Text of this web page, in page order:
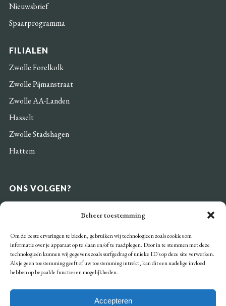
Beheer toestemming
Om de beste ervaringen te bieden, gebruiken wij technologieën zoals cookies om
informatie over je apparaat op te slaan en/of te raadplegen. Door in te stemmen met deze
technologieën kunnen wij gegevens zoals surfgedrag of unieke ID's op deze site verwerken.
Als je geen toestemming geeft of uw toestemming intrekt, kan dit een nadelige invloed
hebben op bepaalde functies en mogelijkheden.
Accepteren
Nieuwsbrief
Spaarprogramma
FILIALEN
Zwolle Forelkolk
Zwolle Pijmanstraat
Zwolle AA-Landen
Hasselt
Zwolle Stadshagen
Hattem
ONS VOLGEN?
BETAALMOGELIJKHEDEN